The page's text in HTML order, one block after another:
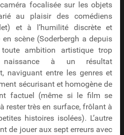
focalisée sur les objets
au plaisir des comédiens
et à l’humilité discrète et
scène (Soderbergh a depuis
toute ambition artistique trop
naissance à un résultat
naviguant entre les genres et
sécurisant et homogène de
factuel (même si le film se
rester très en surface, frôlant à
histoires isolées). L’autre
de jouer aux sept erreurs avec